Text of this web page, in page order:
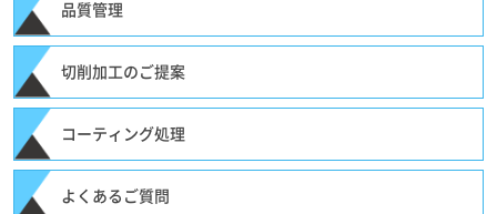
品質管理
切削加工のご提案
コーティング処理
よくあるご質問